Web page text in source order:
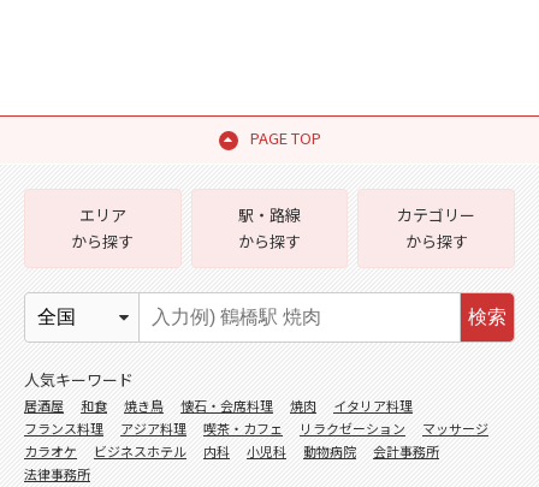
PAGE TOP
エリア
から探す
駅・路線
から探す
カテゴリー
から探す
検索
人気キーワード
居酒屋 和食 焼き鳥 懐石・会席料理 焼肉
イタリア料理
フランス料理
アジア料理 喫茶・カフェ リラクゼーション
マッサージ
カラオケ
ビジネスホテル 内科 小児科 動物病院
会計事務所
法律事務所